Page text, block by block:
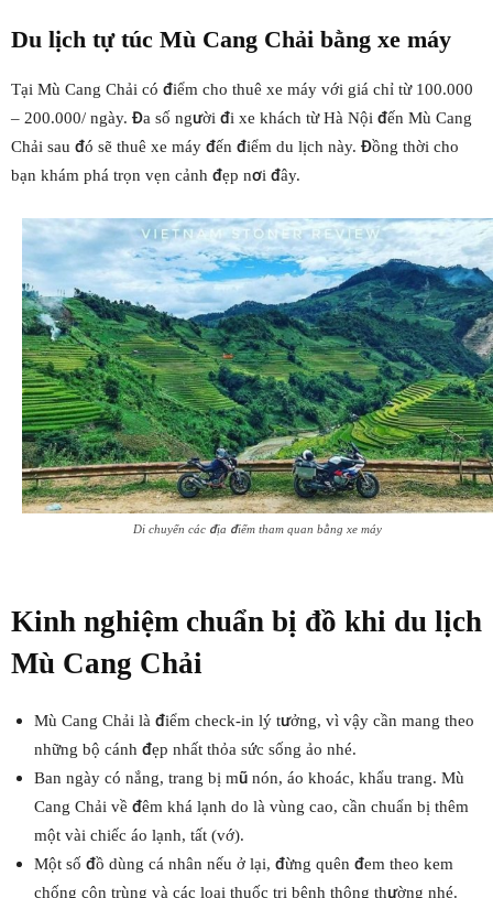
Du lịch tự túc Mù Cang Chải bằng xe máy
Tại Mù Cang Chải có điểm cho thuê xe máy với giá chỉ từ 100.000
– 200.000/ ngày. Đa số người đi xe khách từ Hà Nội đến Mù Cang
Chải sau đó sẽ thuê xe máy đến điểm du lịch này. Đồng thời cho
bạn khám phá trọn vẹn cảnh đẹp nơi đây.
Di chuyển các địa điểm tham quan bằng xe máy
Kinh nghiệm chuẩn bị đồ khi du lịch
Mù Cang Chải
Mù Cang Chải là điểm check-in lý tưởng, vì vậy cần mang theo
những bộ cánh đẹp nhất thỏa sức sống ảo nhé.
Ban ngày có nắng, trang bị mũ nón, áo khoác, khẩu trang. Mù
Cang Chải về đêm khá lạnh do là vùng cao, cần chuẩn bị thêm
một vài chiếc áo lạnh, tất (vớ).
Một số đồ dùng cá nhân nếu ở lại, đừng quên đem theo kem
chống côn trùng và các loại thuốc trị bệnh thông thường nhé.